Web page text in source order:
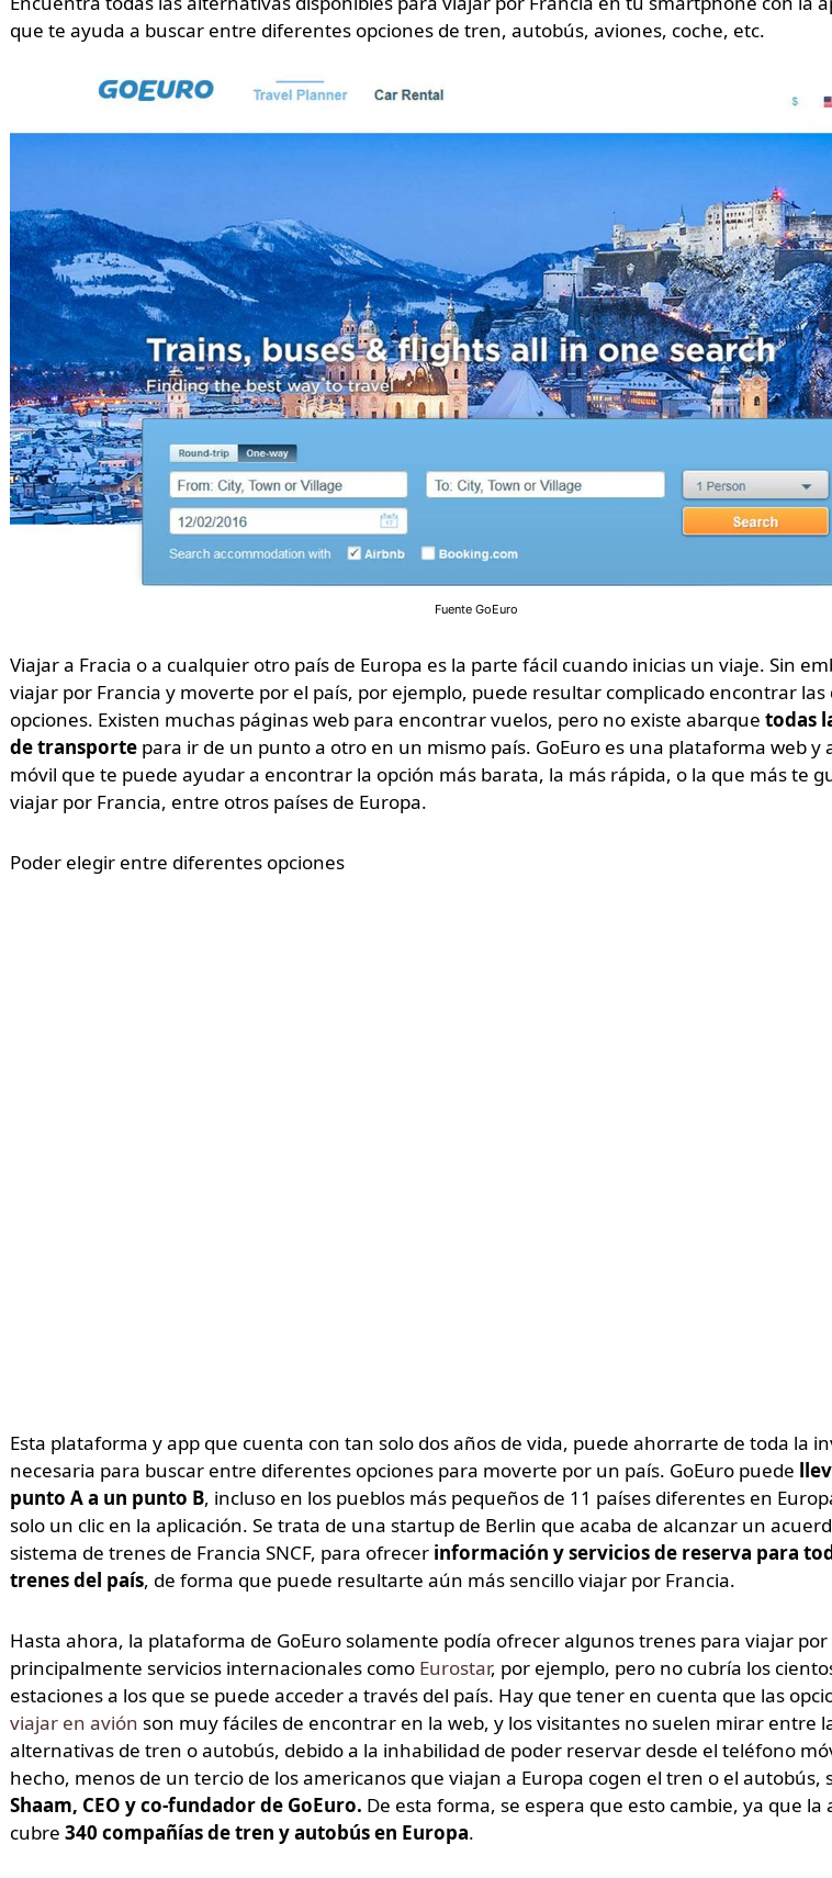
que te ayuda a buscar entre diferentes opciones de tren, autobús, aviones, coche, etc.
Fuente GoEuro
Viajar a Fracia o a cualquier otro país de Europa es la parte fácil cuando inicias un viaje. Sin
viajar por Francia y moverte por el país, por ejemplo, puede resultar complicado encontrar
opciones. Existen muchas páginas web para encontrar vuelos, pero no existe abarque todas
de transportepara ir de un punto a otro en un mismo país. GoEuro es una plataforma web y
móvil que te puede ayudar a encontrar la opción más barata, la más rápida, o la que más te
viajar por Francia, entre otros países de Europa.
Poder elegir entre diferentes opciones
Esta plataforma y app que cuenta con tan solo dos años de vida, puede ahorrarte de toda la
necesaria para buscar entre diferentes opciones para moverte por un país. GoEuro puede
punto A a un punto B, incluso en los pueblos más pequeños de 11 países diferentes en
solo un clic en la aplicación. Se trata de una startup de Berlin que acaba de alcanzar un
sistema de trenes de Francia SNCF, para ofrecer información y servicios de reserva para
trenes del país, de forma que puede resultarte aún más sencillo viajar por Francia.
Hasta ahora, la plataforma de GoEuro solamente podía ofrecer algunos trenes para viajar por
principalmente servicios internacionales como Eurostar, por ejemplo, pero no cubría los
estaciones a los que se puede acceder a través del país. Hay que tener en cuenta que las
viajar en avión son muy fáciles de encontrar en la web, y los visitantes no suelen mirar entre
alternativas de tren o autobús, debido a la inhabilidad de poder reservar desde el teléfono
hecho, menos de un tercio de los americanos que viajan a Europa cogen el tren o el autobús,
Shaam, CEO y co-fundador de GoEuro. De esta forma, se espera que esto cambie, ya que la
cubre 340 compañías de tren y autobús en Europa.